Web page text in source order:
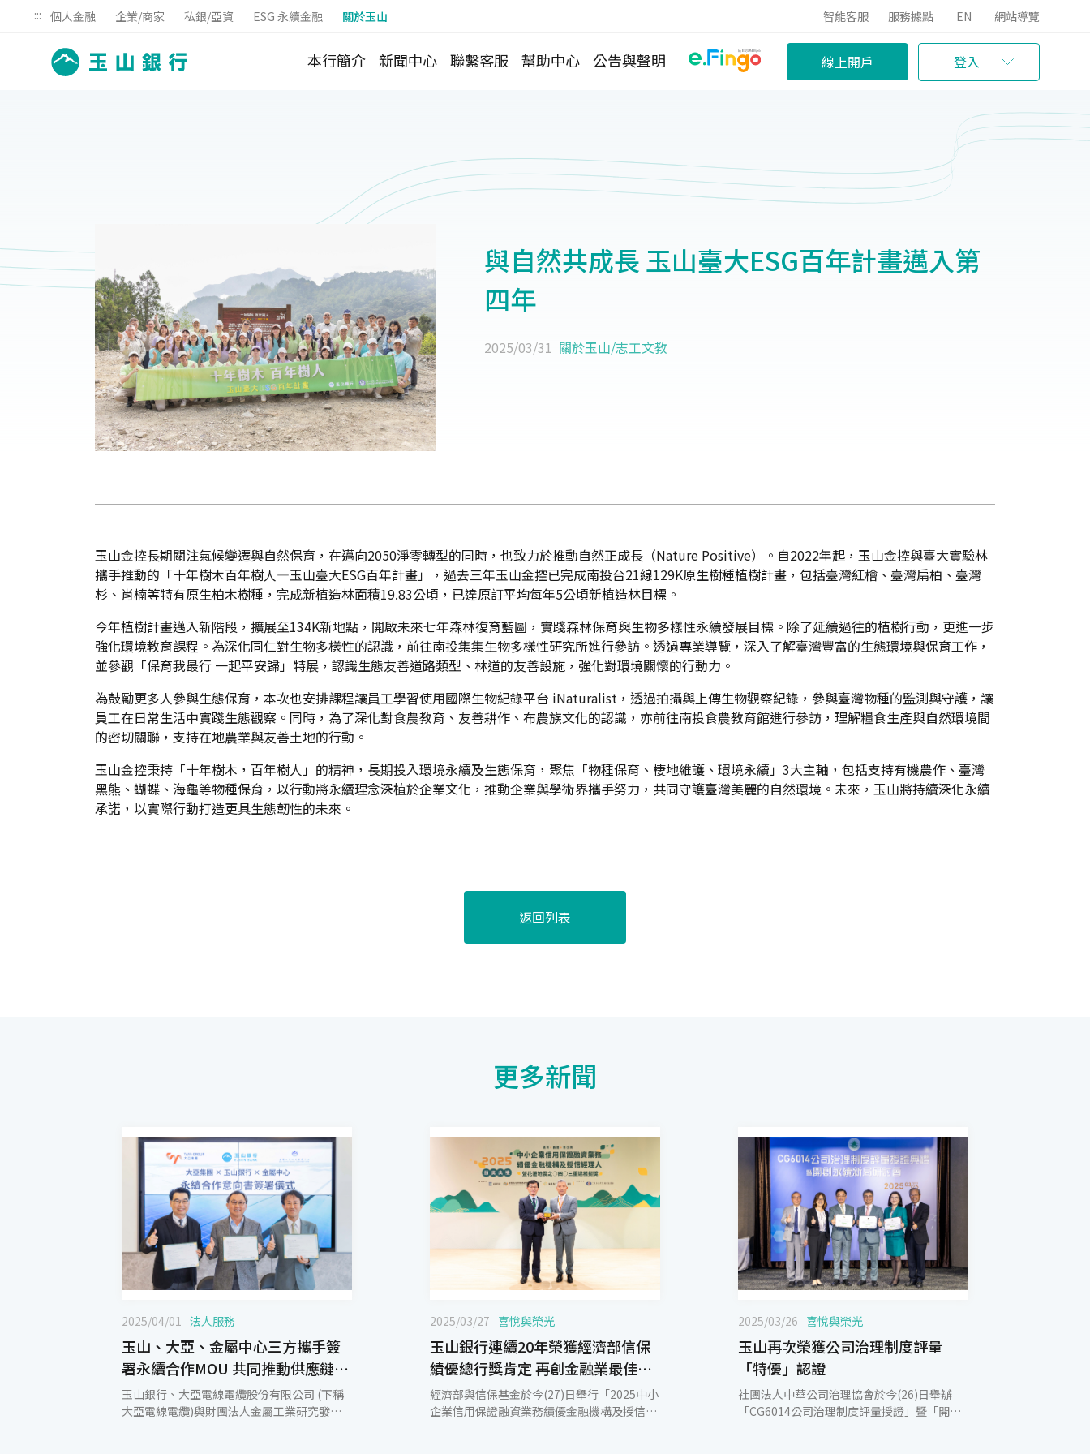
::: 個人金融 企業/商家 私銀/亞資 ESG 永續金融 關於玉山 智能客服 服務據點 EN 網站導覽
本行簡介 新聞中心 聯繫客服 幫助中心 公告與聲明 線上開戶 登入
與自然共成長 玉山臺大ESG百年計畫邁入第
四年
2025/03/31 關於玉山/志工文教
玉山金控長期關注氣候變遷與自然保育，在邁向2050淨零轉型的同時，也致力於推動自然正成長（Nature Positive）。自2022年起，玉山金控與臺大實驗林
攜手推動的「十年樹木百年樹人—玉山臺大ESG百年計畫」，過去三年玉山金控已完成南投台21線129K原生樹種植樹計畫，包括臺灣紅檜、臺灣扁柏、臺灣
杉、肖楠等特有原生柏木樹種，完成新植造林面積19.83公頃，已達原訂平均每年5公頃新植造林目標。
今年植樹計畫邁入新階段，擴展至134K新地點，開啟未來七年森林復育藍圖，實踐森林保育與生物多樣性永續發展目標。除了延續過往的植樹行動，更進一步
強化環境教育課程。為深化同仁對生物多樣性的認識，前往南投集集生物多樣性研究所進行參訪。透過專業導覽，深入了解臺灣豐富的生態環境與保育工作，
並參觀「保育我最行 一起平安歸」特展，認識生態友善道路類型、林道的友善設施，強化對環境關懷的行動力。
為鼓勵更多人參與生態保育，本次也安排課程讓員工學習使用國際生物紀錄平台 iNaturalist，透過拍攝與上傳生物觀察紀錄，參與臺灣物種的監測與守護，讓
員工在日常生活中實踐生態觀察。同時，為了深化對食農教育、友善耕作、布農族文化的認識，亦前往南投食農教育館進行參訪，理解糧食生產與自然環境間
的密切關聯，支持在地農業與友善土地的行動。
玉山金控秉持「十年樹木，百年樹人」的精神，長期投入環境永續及生態保育，聚焦「物種保育、棲地維護、環境永續」3大主軸，包括支持有機農作、臺灣
黑熊、蝴蝶、海龜等物種保育，以行動將永續理念深植於企業文化，推動企業與學術界攜手努力，共同守護臺灣美麗的自然環境。未來，玉山將持續深化永續
承諾，以實際行動打造更具生態韌性的未來。
返回列表
更多新聞
2025/04/01 法人服務
玉山、大亞、金屬中心三方攜手簽
署永續合作MOU 共同推動供應鏈永
續發展
玉山銀行、大亞電線電纜股份有限公司 (下稱
大亞電線電纜)與財團法人金屬工業研究發展
2025/03/27 喜悅與榮光
玉山銀行連續20年榮獲經濟部信保
績優總行獎肯定 再創金融業最佳紀
錄
經濟部與信保基金於今(27)日舉行「2025中小
企業信用保證融資業務績優金融機構及授信經
2025/03/26 喜悅與榮光
玉山再次榮獲公司治理制度評量
「特優」認證
社團法人中華公司治理協會於今(26)日舉辦
「CG6014公司治理制度評量授證」暨「開創